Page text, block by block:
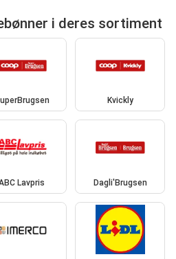
i deres sortiment
Kvickly
Lavpris Dagli'Brugsen